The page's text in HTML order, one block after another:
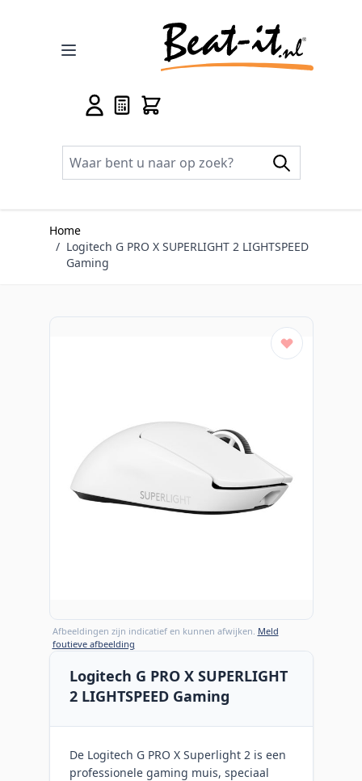
Home
/ Logitech G PRO X SUPERLIGHT 2 LIGHTSPEED
Gaming
Afbeeldingen zijn indicatief en kunnen afwijken. Meld
foutieve afbeelding
Logitech G PRO X SUPERLIGHT
2 LIGHTSPEED Gaming
De Logitech G PRO X Superlight 2 is een
professionele gaming muis, speciaal